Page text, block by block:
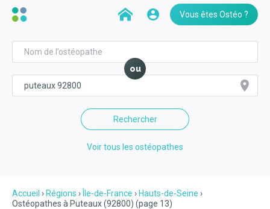
Vous êtes Ostéo ?
ou
Rechercher
Voir tous les ostéopathes
Accueil Régions Île-de-France
Hauts-de-Seine
Ostéopathes à Puteaux (92800) (page 13)